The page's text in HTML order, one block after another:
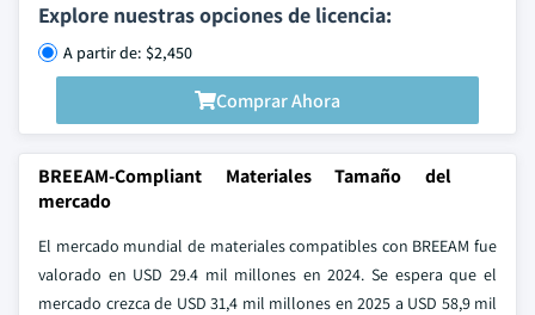
Explore nuestras opciones de licencia:
A partir de: $2,450
Comprar Ahora
BREEAM-Compliant Materiales Tamaño del
mercado
El mercado mundial de materiales compatibles con BREEAM fue
valorado en USD 29.4 mil millones en 2024. Se espera que el
mercado crezca de USD 31,4 mil millones en 2025 a USD 58,9 mil